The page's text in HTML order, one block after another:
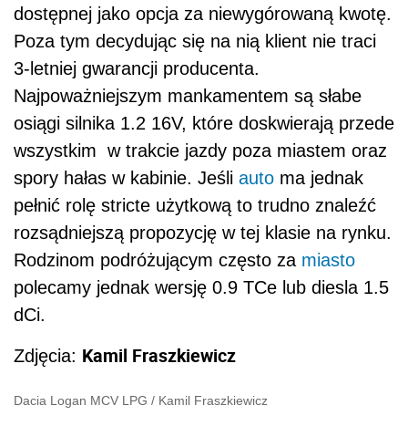
dostępnej jako opcja za niewygórowaną kwotę.
Poza tym decydując się na nią klient nie traci
3-letniej gwarancji producenta.
Najpoważniejszym mankamentem są słabe
osiągi silnika 1.2 16V, które doskwierają przede
wszystkim w trakcie jazdy poza miastem oraz
spory hałas w kabinie. Jeśli auto ma jednak
pełnić rolę stricte użytkową to trudno znaleźć
rozsądniejszą propozycję w tej klasie na rynku.
Rodzinom podróżującym często za miasto
polecamy jednak wersję 0.9 TCe lub diesla 1.5
dCi.
Zdjęcia: Kamil Fraszkiewicz
Dacia Logan MCV LPG / Kamil Fraszkiewicz